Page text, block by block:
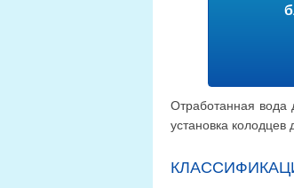
Отработанная вода
установка